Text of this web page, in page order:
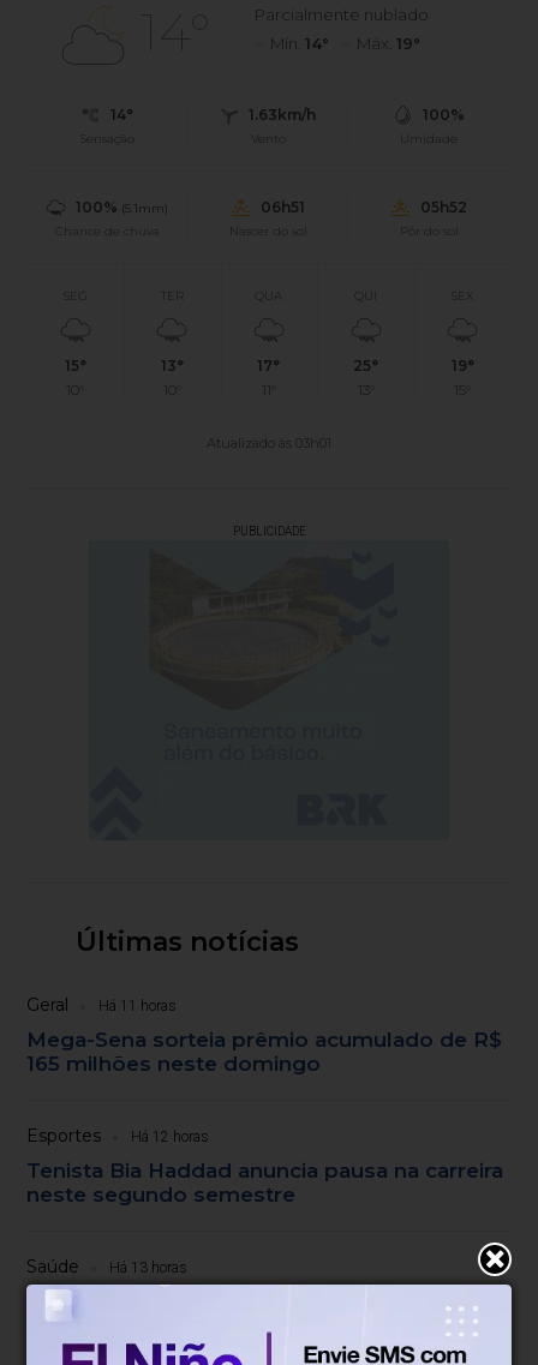
14°
Parcialmente nublado
Mín. 14° Máx. 19°
14°
Sensação
1.63km/h
Vento
100%
Umidade
100% (5.1mm)
Chance de chuva
06h51
Nascer do sol
05h52
Pôr do sol
SEG
15°
10°
TER
13°
10°
QUA
17°
11°
25°
13°
SEX
19°
15°
Atualizado às 03h01
PUBLICIDADE
Últimas notícias
Geral Há 11 horas
Mega-Sena sorteia prêmio acumulado de R$
165 milhões neste domingo
Esportes Há 12 horas
Tenista Bia Haddad anuncia pausa na carreira
neste segundo semestre
Saúde Há 13 horas
Paulistanos enfrentam filas para tomar
vacina contra sarampo